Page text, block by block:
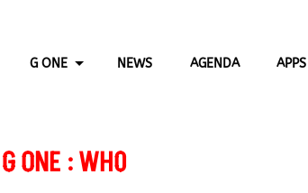
G ONE NEWS AGENDA APPS
ONE : WH0